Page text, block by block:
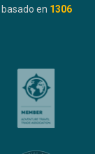
basado en 1306